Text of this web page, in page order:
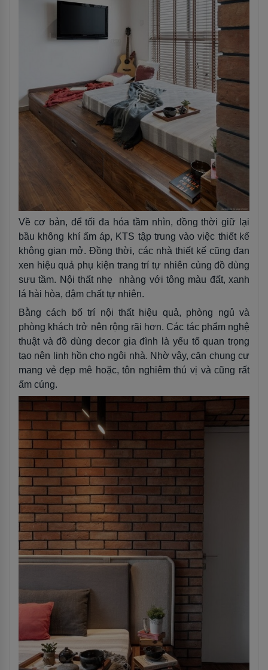
Về cơ bản, để tối đa hóa tầm nhìn, đồng thời giữ lại
bầu không khí ấm áp, KTS tập trung vào việc thiết kế
không gian mở. Đồng thời, các nhà thiết kế cũng đan
xen hiệu quả phụ kiện trang trí tự nhiên cùng đồ dùng
sưu tầm. Nội thất nhẹ nhàng với tông màu đất, xanh
lá hài hòa, đậm chất tự nhiên.
Bằng cách bố trí nội thất hiệu quả, phòng ngủ và
phòng khách trở nên rộng rãi hơn. Các tác phẩm nghệ
thuật và đồ dùng decor gia đình là yếu tố quan trọng
tạo nên linh hồn cho ngôi nhà. Nhờ vậy, căn chung cư
mang vẻ đẹp mê hoặc, tôn nghiêm thú vị và cũng rất
ấm cúng.